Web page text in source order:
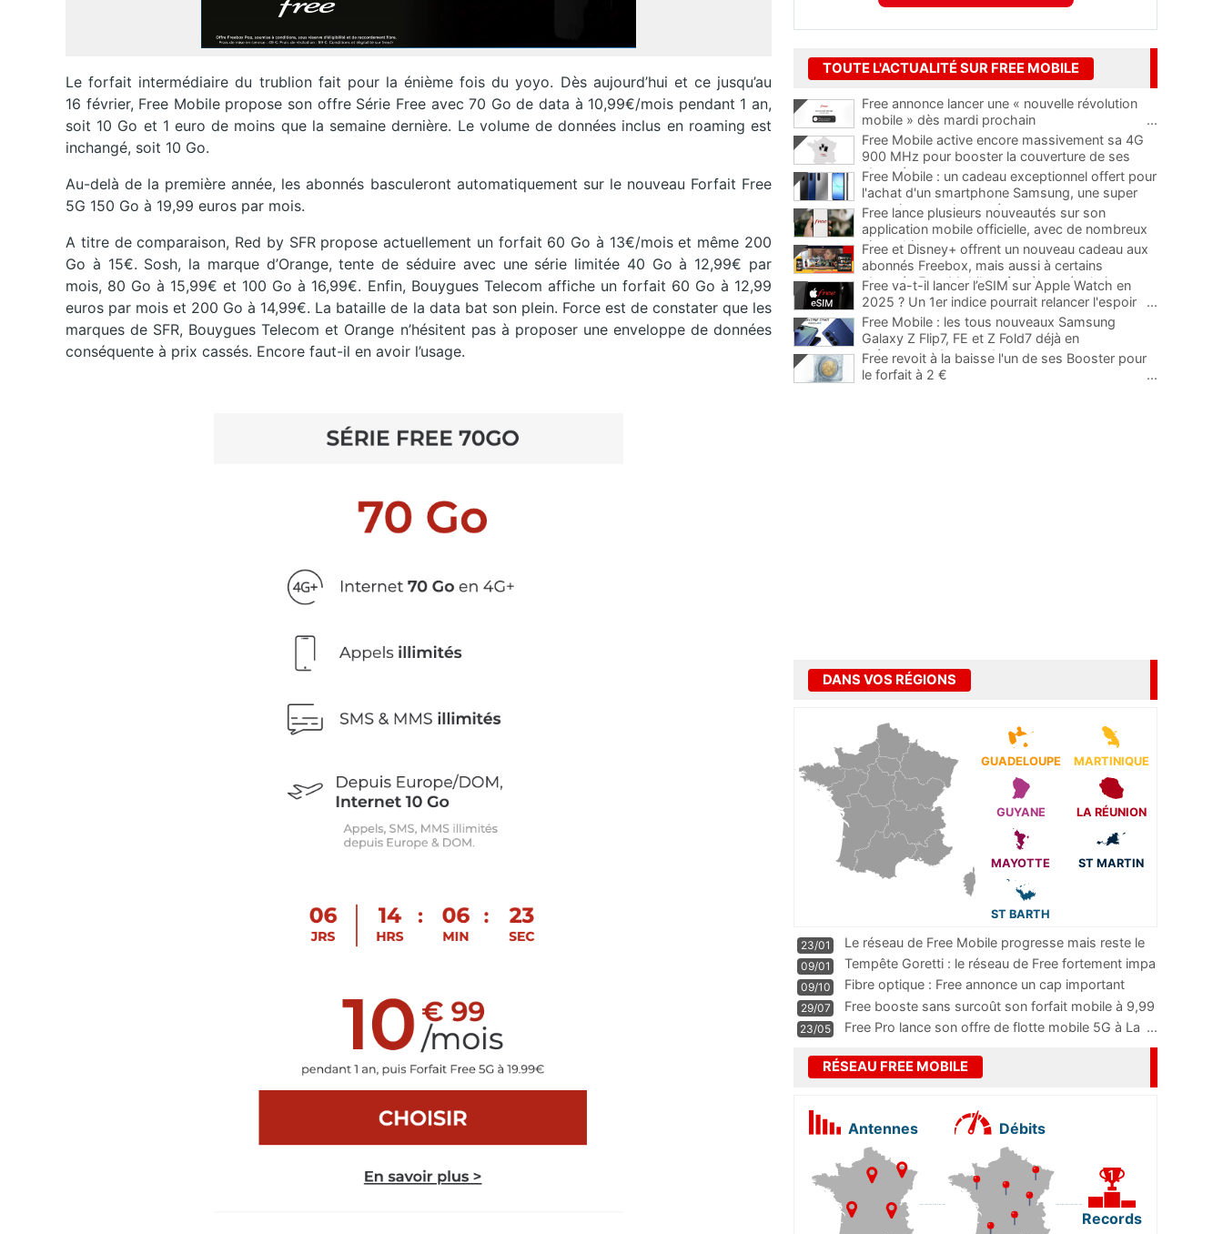
Le forfait intermédiaire du trublion fait pour la énième fois du yoyo. Dès aujourd’hui et ce jusqu’au
16 février, Free Mobile propose son offre Série Free avec 70 Go de data à 10,99€/mois pendant 1 an,
soit 10 Go et 1 euro de moins que la semaine dernière. Le volume de données inclus en roaming est
inchangé, soit 10 Go.
Au-delà de la première année, les abonnés basculeront automatiquement sur le nouveau Forfait Free
5G 150 Go à 19,99 euros par mois.
A titre de comparaison, Red by SFR propose actuellement un forfait 60 Go à 13€/mois et même 200
Go à 15€. Sosh, la marque d’Orange, tente de séduire avec une série limitée 40 Go à 12,99€ par
mois, 80 Go à 15,99€ et 100 Go à 16,99€. Enfin, Bouygues Telecom affiche un forfait 60 Go à 12,99
euros par mois et 200 Go à 14,99€. La bataille de la data bat son plein. Force est de constater que les
marques de SFR, Bouygues Telecom et Orange n’hésitent pas à proposer une enveloppe de données
conséquente à prix cassés. Encore faut-il en avoir l’usage.
TOUTE L'ACTUALITÉ SUR FREE MOBILE
Free annonce lancer une « nouvelle révolution
mobile » dès mardi prochain
...
Free Mobile active encore massivement sa 4G
900 MHz pour booster la couverture de ses
abonnés
...
Free Mobile : un cadeau exceptionnel offert pour
l'achat d'un smartphone Samsung, une super
occasion pour la rentrée
Free lance plusieurs nouveautés sur son
application mobile officielle, avec de nombreux
ajouts bienvenus
...
Free et Disney+ offrent un nouveau cadeau aux
abonnés Freebox, mais aussi à certains
abonnés Free Mobile grâce à une évolution
Free va-t-il lancer l’eSIM sur Apple Watch en
2025 ? Un 1er indice pourrait relancer l'espoir
...
Free Mobile : les tous nouveaux Samsung
Galaxy Z Flip7, FE et Z Fold7 déjà en
précommande avec des promos
Free revoit à la baisse l'un de ses Booster pour
le forfait à 2 €
...
DANS VOS RÉGIONS
GUADELOUPE MARTINIQUE
GUYANE LA RÉUNION
MAYOTTE ST MARTIN
ST BARTH
23/01
Le réseau de Free Mobile progresse mais reste le
m
...
09/01
Tempête Goretti : le réseau de Free fortement impa
09/10
Fibre optique : Free annonce un cap important
pass
...
29/07
Free booste sans surcoût son forfait mobile à 9,99
23/05 Free Pro lance son offre de flotte mobile 5G à La ...
RÉSEAU FREE MOBILE
Antennes Débits
Records